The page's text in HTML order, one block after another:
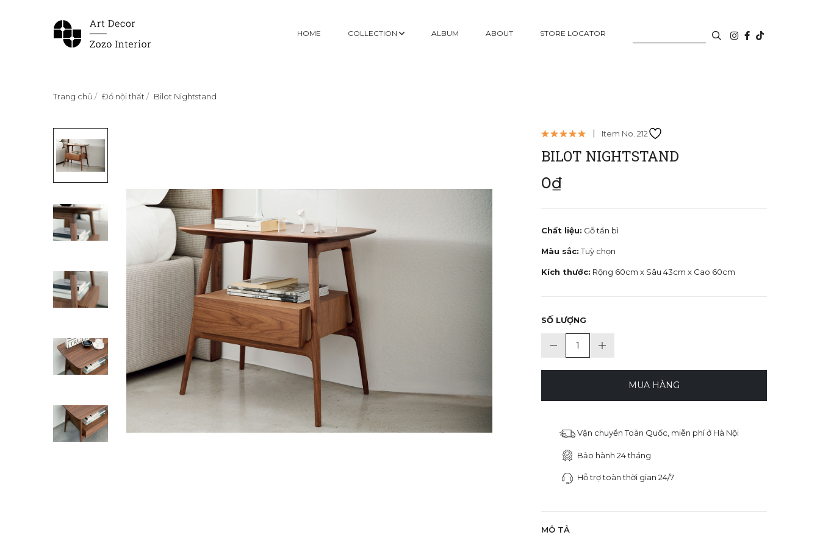
HOME COLLECTION ALBUM ABOUT STORE LOCATOR
Trang chủ Đồ nội thất Bilot Nightstand
Item No. 212
BILOT NIGHTSTAND
0₫
Chất liệu: Gỗ tần bì
Màu sắc:Tuỳ chọn
Kích thước: Rộng 60cm x Sâu 43cm x Cao 60cm
SỐ LƯỢNG
MUA HÀNG
Vận chuyển Toàn Quốc, miễn phí ở Hà Nội
Bảo hành 24 tháng
Hỗ trợ toàn thời gian 24/7
MÔ TẢ